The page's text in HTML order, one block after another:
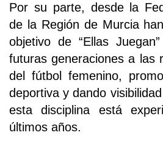
Por su parte, desde la
de la Región de Murcia
objetivo de “Ellas
futuras generaciones a las
del fútbol femenino,
deportiva y dando
esta disciplina está
últimos años.